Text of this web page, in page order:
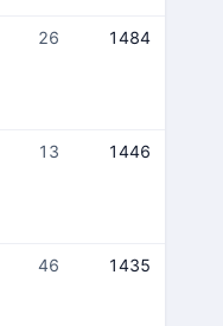
26 1484
13 1446
46 1435